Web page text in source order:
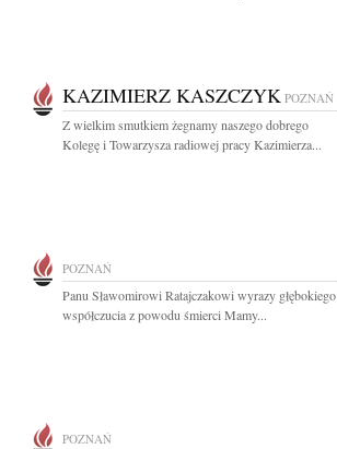
KAZIMIERZ KASZCZYK POZNAŃ
Z wielkim smutkiem żegnamy naszego dobrego
Kolegę i Towarzysza radiowej pracy Kazimierza...
POZNAŃ
Panu Sławomirowi Ratajczakowi wyrazy głębokiego
współczucia z powodu śmierci Mamy...
POZNAŃ